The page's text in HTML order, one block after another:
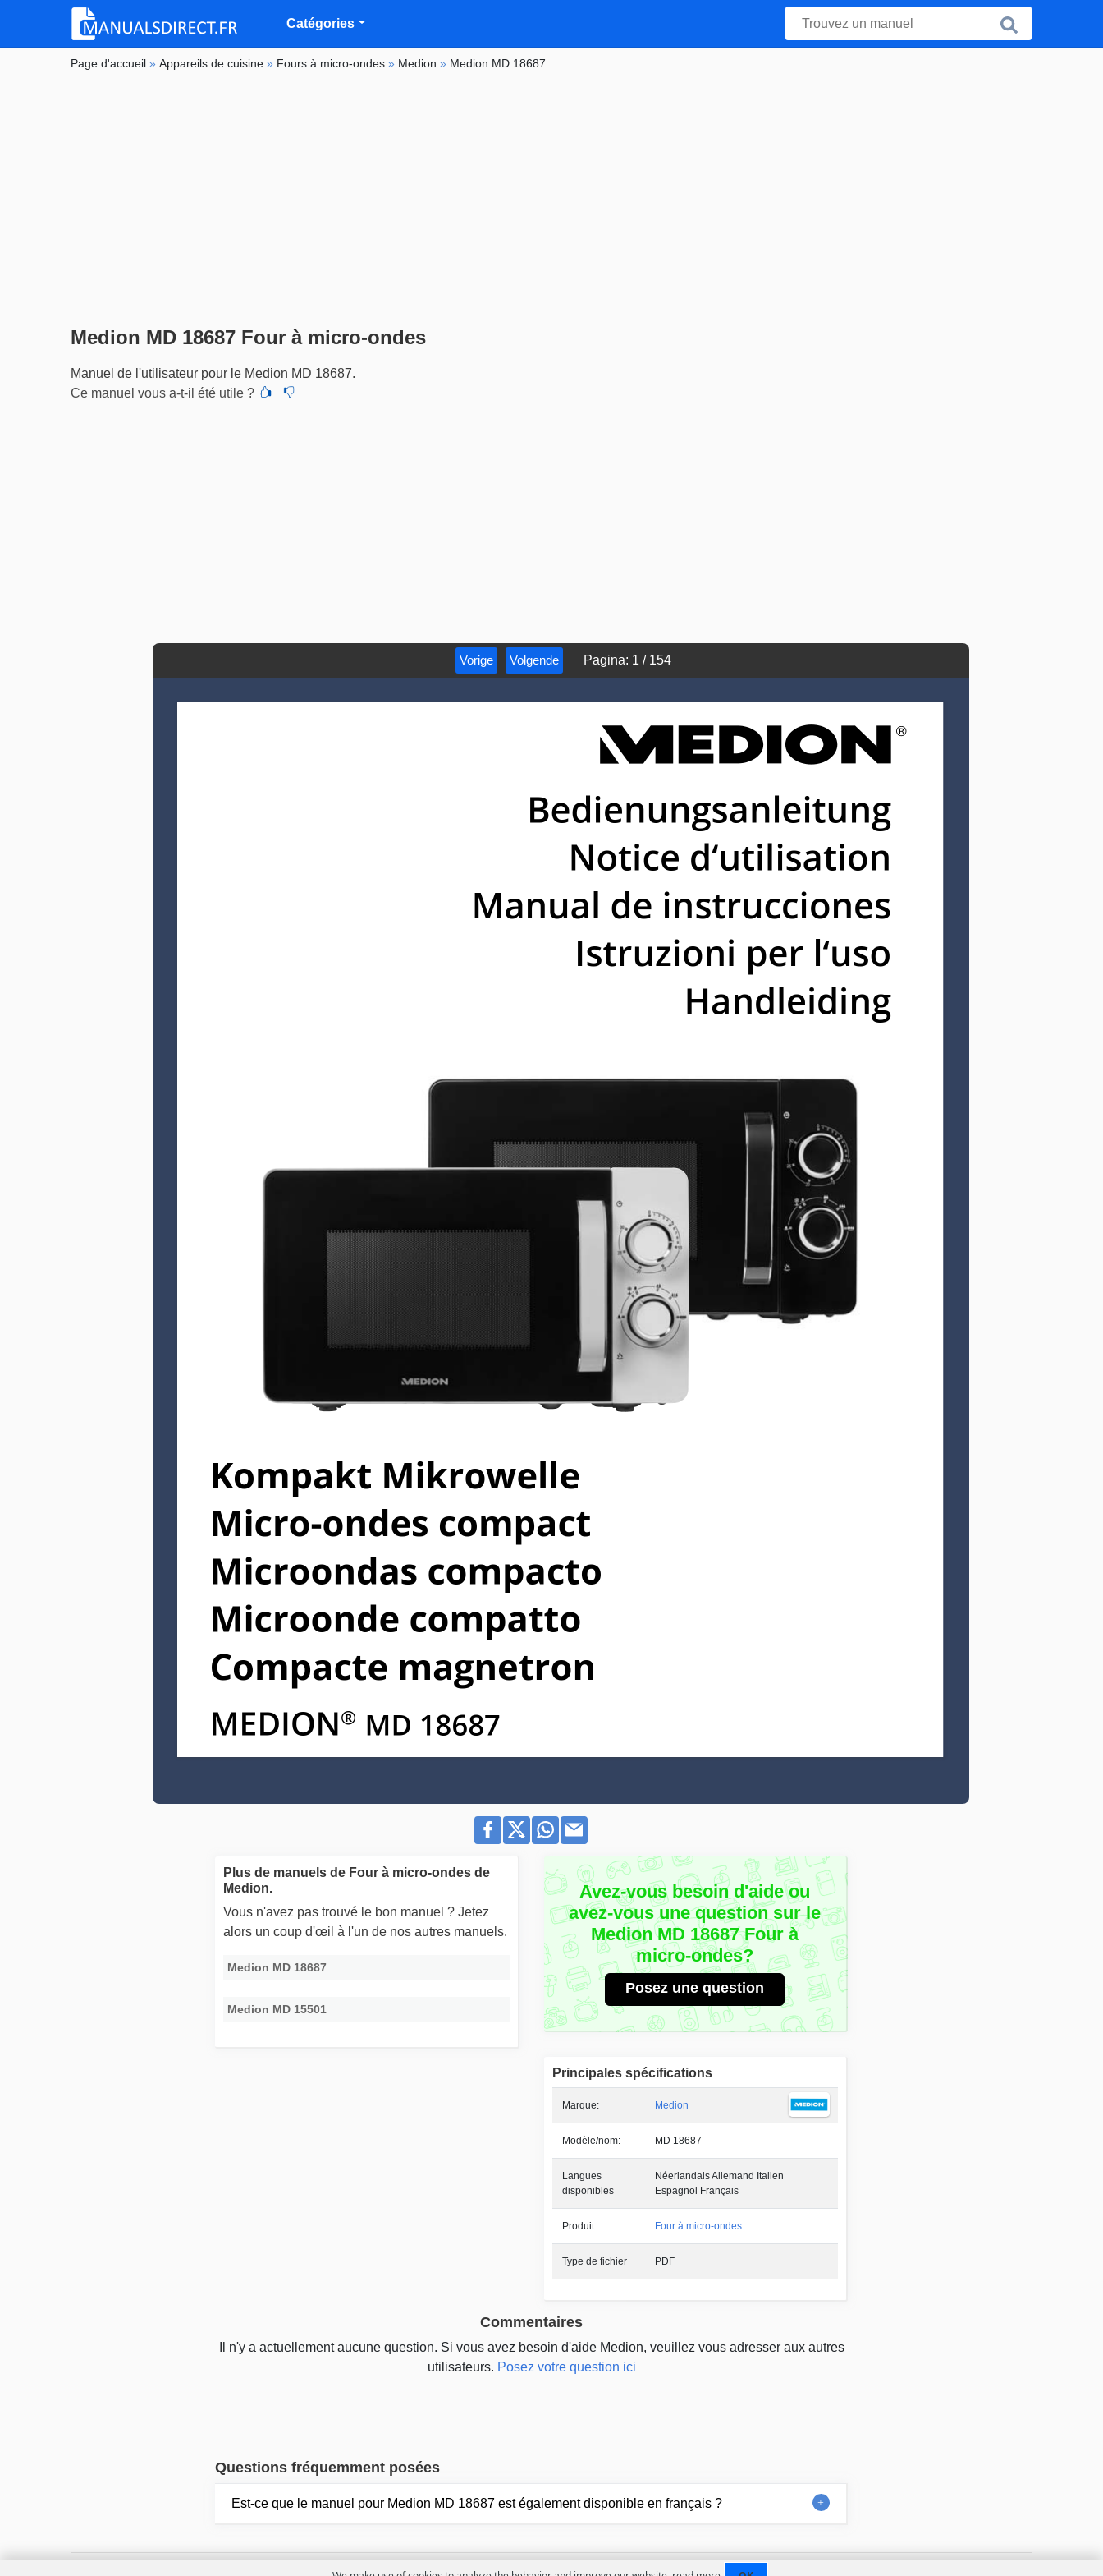
Catégories
Page d'accueil »Appareils de cuisine » Fours à micro-ondes » Medion » Medion MD 18687
Medion MD 18687 Four à micro-ondes
Manuel de l'utilisateur pour le Medion MD 18687.
Ce manuel vous a-t-il été utile ?
Vorige Volgende Pagina: 1 / 154
Avez-vous besoin d'aide ou
avez-vous une question sur le
Medion MD 18687 Four à
micro-ondes?
Posez une question
Principales spécifications
Marque: Medion
Modèle/nom: MD 18687
Langues
disponibles
Néerlandais Allemand Italien
Espagnol Français
Produit Four à micro-ondes
Type de fichier PDF
Plus de manuels de Four à micro-ondes de
Medion.
Vous n'avez pas trouvé le bon manuel ? Jetez
alors un coup d'œil à l'un de nos autres manuels.
Medion MD 18687
Medion MD 15501
Commentaires
Il n'y a actuellement aucune question. Si vous avez besoin d'aide Medion, veuillez vous adresser aux autres
utilisateurs. Posez votre question ici
Questions fréquemment posées
Est-ce que le manuel pour Medion MD 18687 est également disponible en français ?
Contactez nous A propos de nous